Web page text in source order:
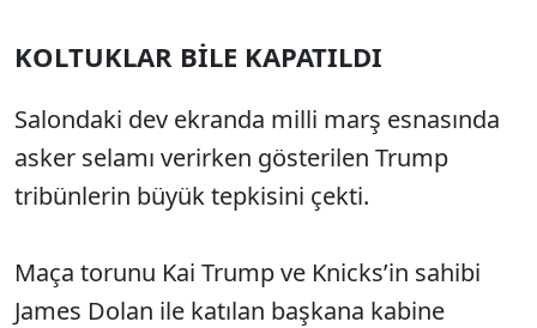
KOLTUKLAR BİLE KAPATILDI
Salondaki dev ekranda milli marş esnasında
asker selamı verirken gösterilen Trump
tribünlerin büyük tepkisini çekti.
Maça torunu Kai Trump ve Knicks’in sahibi
James Dolan ile katılan başkana kabine